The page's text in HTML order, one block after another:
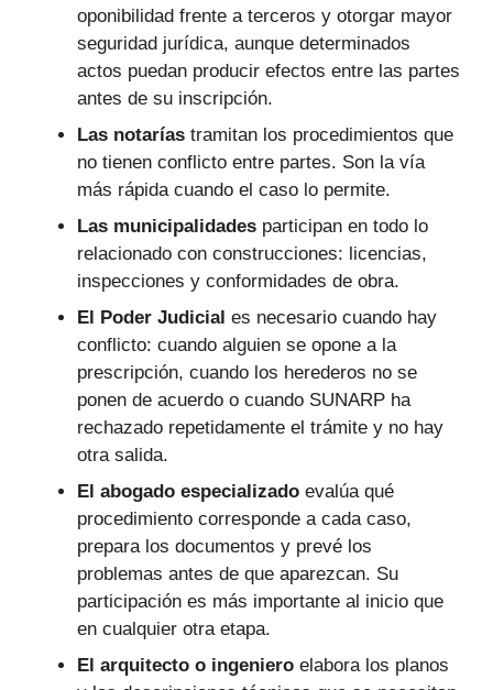
oponibilidad frente a terceros y otorgar mayor
seguridad jurídica, aunque determinados
actos puedan producir efectos entre las partes
antes de su inscripción.
Las notarías tramitan los procedimientos que
no tienen conflicto entre partes. Son la vía
más rápida cuando el caso lo permite.
Las municipalidades participan en todo lo
relacionado con construcciones: licencias,
inspecciones y conformidades de obra.
El Poder Judicial es necesario cuando hay
conflicto: cuando alguien se opone a la
prescripción, cuando los herederos no se
ponen de acuerdo o cuando SUNARP ha
rechazado repetidamente el trámite y no hay
otra salida.
El abogado especializado evalúa qué
procedimiento corresponde a cada caso,
prepara los documentos y prevé los
problemas antes de que aparezcan. Su
participación es más importante al inicio que
en cualquier otra etapa.
El arquitecto o ingeniero elabora los planos